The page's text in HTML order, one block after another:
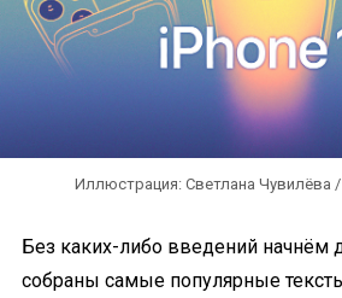
Иллюстрация: Светлана Чувилёва
Без каких-либо введений начнём
собраны самые популярные